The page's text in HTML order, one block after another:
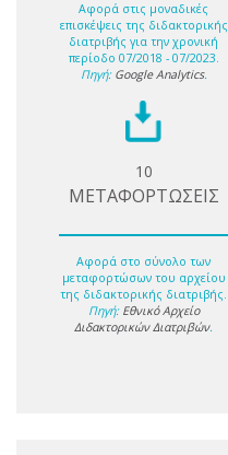
Αφορά στις μοναδικές
επισκέψεις της διδακτορικής
διατριβής για την χρονική
περίοδο 07/2018 - 07/2023.
Πηγή: Google Analytics.
10
ΜΕΤΑΦΟΡΤΩΣΕΙΣ
Αφορά στο σύνολο των
μεταφορτώσων του αρχείου
της διδακτορικής διατριβής.
Πηγή: Εθνικό Αρχείο
Διδακτορικών Διατριβών.